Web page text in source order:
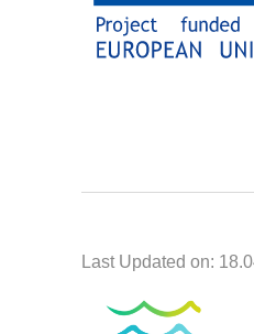
Last Updated on: